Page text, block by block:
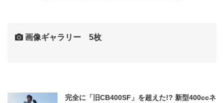
画像ギャラリー 5枚
完全に「旧CB400SF」を超えた!? 新型400ccネ